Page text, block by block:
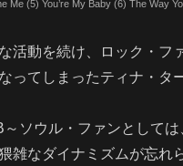
Me (5) You’re My Baby (6) The Way
活動を続け、ロック・フ
ってしまったティナ・タ
ソウル・ファンとしては
雑なダイナミズムが忘れ